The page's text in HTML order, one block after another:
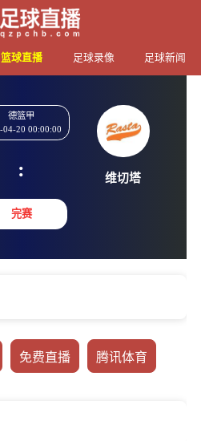
篮球直播 足球录像 足球新闻
德篮甲
2026-04-20 00:00:00
:
完赛
免费直播 腾讯体育